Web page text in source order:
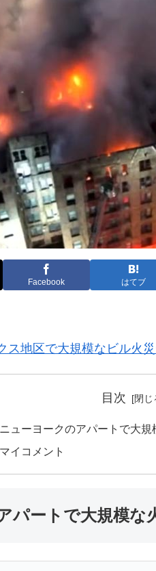
Facebook はてブ
ス地区で大規模なビル火
目次
ニューヨークのアパートで大
マイコメント
パートで大規模な